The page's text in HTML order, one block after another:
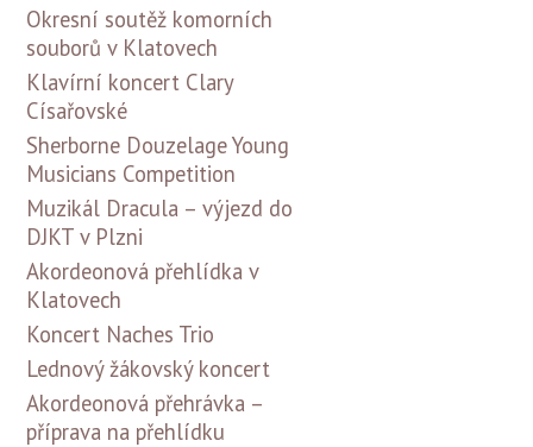
Okresní soutěž komorních
souborů v Klatovech
Klavírní koncert Clary
Císařovské
Sherborne Douzelage Young
Musicians Competition
Muzikál Dracula – výjezd do
DJKT v Plzni
Akordeonová přehlídka v
Klatovech
Koncert Naches Trio
Lednový žákovský koncert
Akordeonová přehrávka –
příprava na přehlídku